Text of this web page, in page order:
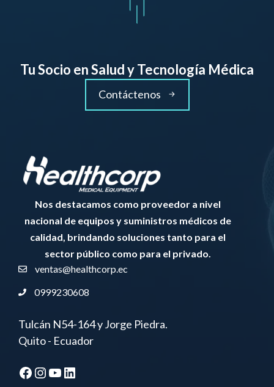
Tu Socio en Salud y Tecnología Médica
Contáctenos
Nos destacamos como proveedor a nivel
nacional de equipos y suministros médicos de
calidad, brindando soluciones tanto para el
sector público como para el privado.
ventas@healthcorp.ec
0999230608
Tulcán N54-164 y Jorge Piedra.
Quito - Ecuador
Facebook
Instagram
YouTube
LinkedIn